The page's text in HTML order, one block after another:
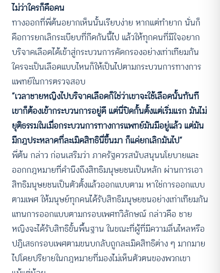
ไม่ว่าใครก็คือคน
ทางออกที่พี่ต้นอยากเห็นนั้นเรียบง่าย หากแต่ทำยาก นั่นก็
คือการยกเลิกระเบียบที่กีดกันนี้ไป แล้วให้ทุกคนที่มีใจอยาก
บริจาคเลือดได้เข้าสู่กระบวนการคัดกรองอย่างเท่าเทียมกัน
ใครจะเป็นเลือดแบบไหนก็ให้เป็นไปตามกระบวนการทางการ
แพทย์ในการตรวจสอบ
“เวลาชายหญิงไปบริจาคเลือดก็ใช่ว่าเขาจะใช้เลือดนั้นทันที
เขาก็ต้องเข้ากระบวนการอยู่ดี แต่นี่ปิดกั้นตั้งแต่เริ่มแรก มันไม่
ยุติธรรมในเมื่อกระบวนการทางการแพทย์มันมีอยู่แล้ว แต่มัน
มีกฎประหลาดที่ละเมิดสิทธินี่ขึ้นมา ก็แค่ยกเลิกมันไป”
พี่ต้น กล่าว ก่อนเสริมว่า ภาครัฐควรสนับสนุนนโยบายและ
ออกกฎหมายที่คำนึงถึงสิทธิมนุษยชนเป็นหลัก ผ่านการเอา
สิทธิมนุษยชนเป็นตัวตั้งแล้วออกแบบตาม หาใช่การออกแบบ
ตามเพศ ให้มนุษย์ทุกคนได้รับสิทธิมนุษยชนอย่างเท่าเทียมกัน
แทนการออกแบบตามกรอบเพศทวิลักษณ์ กล่าวคือ ชาย
หญิงจะได้รับสิทธิขั้นพื้นฐาน ในขณะที่ผู้ที่มีความลื่นไหลหรือ
ปฏิเสธกรอบเพศตามขนบกลับถูกละเมิดสิทธิต่าง ๆ มากมาย
ไปโดยปริยายในกฎหมายที่มองไม่เห็นตัวตนของพวกเขา